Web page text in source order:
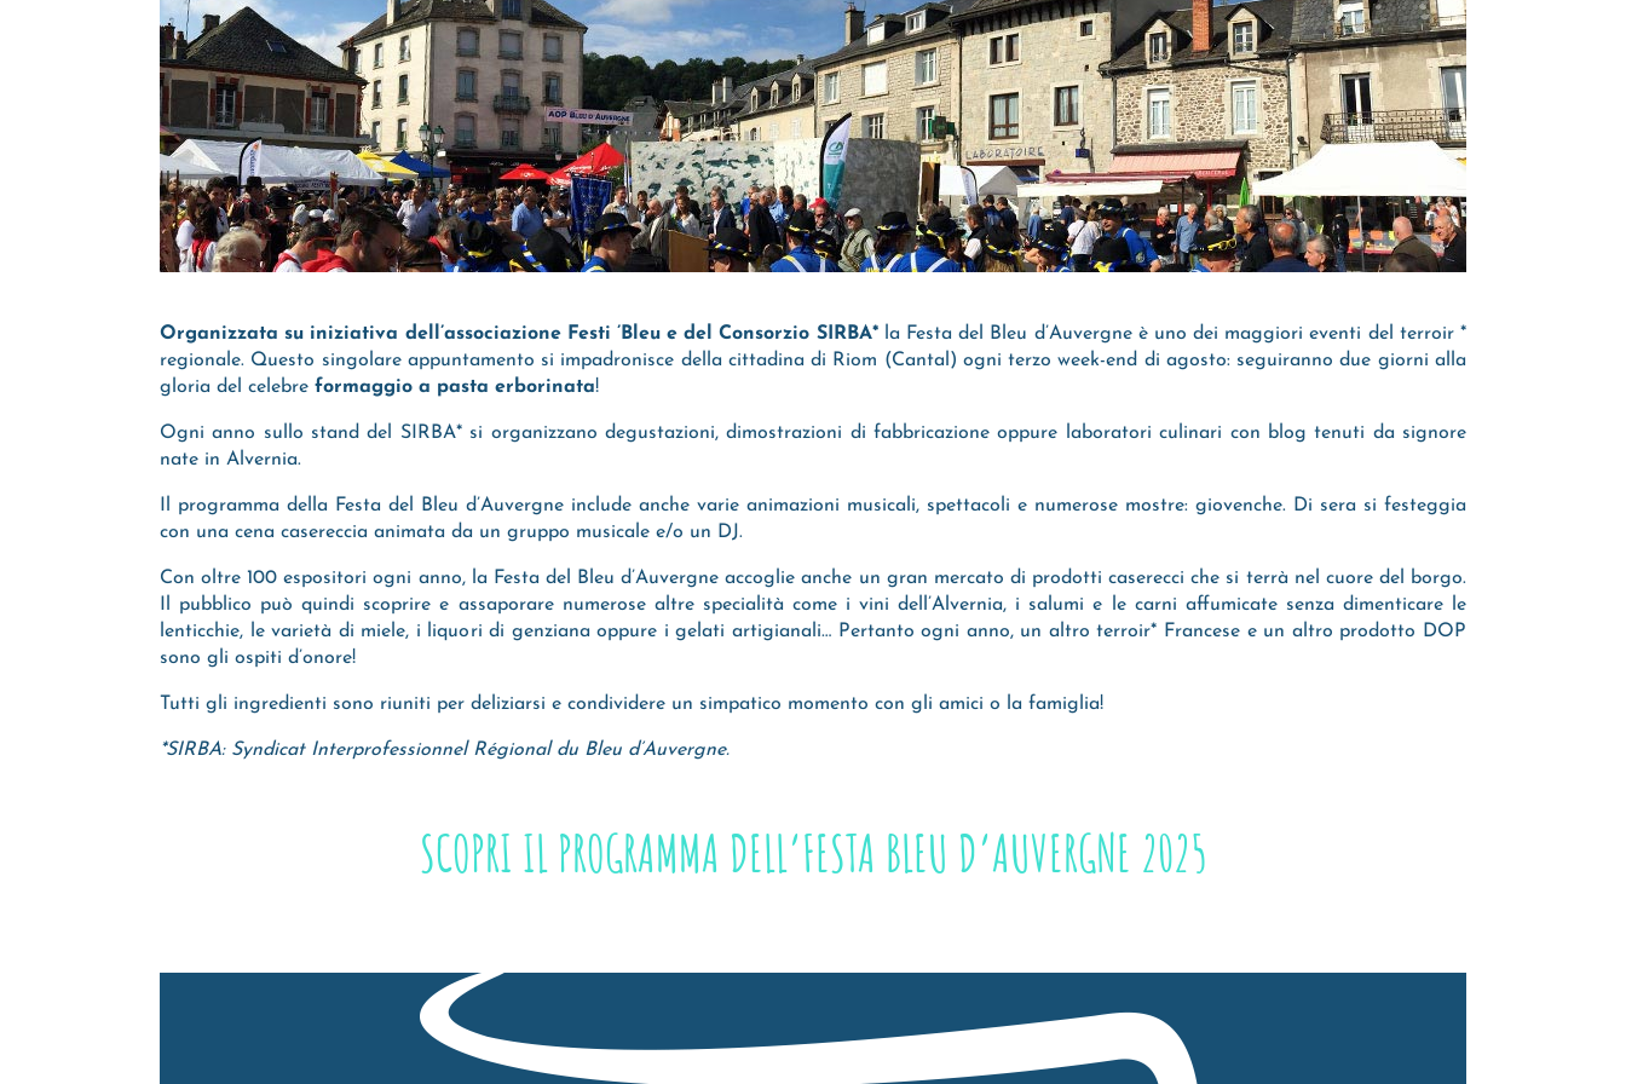
Organizzata su iniziativa dell’associazione Festi ’Bleu e del Consorzio SIRBA*la Festa del Bleu d’Auvergne è uno dei maggiori eventi del terroir *
regionale. Questo singolare appuntamento si impadronisce della cittadina di Riom (Cantal) ogni terzo week-end di agosto: seguiranno due giorni alla
gloria del celebre formaggio a pasta erborinata!
Ogni anno sullo stand del SIRBA* si organizzano degustazioni, dimostrazioni di fabbricazione oppure laboratori culinari con blog tenuti da signore
nate in Alvernia.
Il programma della Festa del Bleu d’Auvergne include anche varie animazioni musicali, spettacoli e numerose mostre: giovenche. Di sera si festeggia
con una cena casereccia animata da un gruppo musicale e/o un DJ.
Con oltre 100 espositori ogni anno, la Festa del Bleu d’Auvergne accoglie anche un gran mercato di prodotti caserecci che si terrà nel cuore del borgo.
Il pubblico può quindi scoprire e assaporare numerose altre specialità come i vini dell’Alvernia, i salumi e le carni affumicate senza dimenticare le
lenticchie, le varietà di miele, i liquori di genziana oppure i gelati artigianali… Pertanto ogni anno, un altro terroir* Francese e un altro prodotto DOP
sono gli ospiti d’onore!
Tutti gli ingredienti sono riuniti per deliziarsi e condividere un simpatico momento con gli amici o la famiglia!
*SIRBA: Syndicat Interprofessionnel Régional du Bleu d’Auvergne.
SCOPRI IL PROGRAMMA DELL’FESTA BLEU D’AUVERGNE 2025